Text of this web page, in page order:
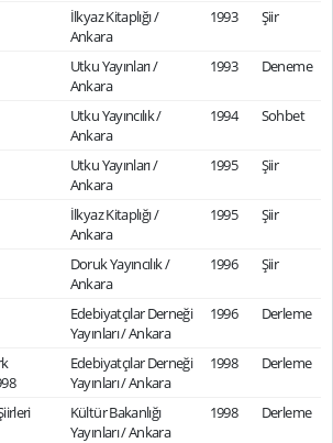
İlkyaz Kitaplığı /
Ankara
1993 Şiir
Utku Yayınları /
Ankara
1993 Deneme
Utku Yayıncılık /
Ankara
1994 Sohbet
Utku Yayınları /
Ankara
1995 Şiir
İlkyaz Kitaplığı /
Ankara
1995 Şiir
Doruk Yayıncılık /
Ankara
1996 Şiir
Edebiyatçılar Derneği
Yayınları / Ankara
1996 Derleme
Edebiyatçılar Derneği
Yayınları / Ankara
1998 Derleme
Kültür Bakanlığı
Yayınları / Ankara
1998 Derleme